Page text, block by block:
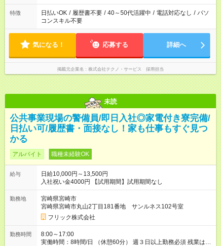
特徴 日払いOK / 履歴書不要 / 40～50代活躍中 / 電話対応なし / パソ
コンスキル不要
気になる！ 応募する 詳細へ
掲載元企業名 株式会社テクノ・サービス 採用担当
未読
公共事業現場の警備員/即日入社◎家電付き寮完備/
日払い可/履歴書・面接なし！家も仕事もすぐ見つ
かる
アルバイト 職種未経験OK
給与
日給10,000円～13,500円
入社祝い金4000円 【試用期間】試用期間なし
勤務地
宮崎県宮崎市
宮崎県宮崎市丸山2丁目181番地 サンルネス102号室
フリック株式会社
勤務時間
8:00～17:00
実働時間：8時間/日 （休憩60分） 週３日以上勤務必須 残業はあ